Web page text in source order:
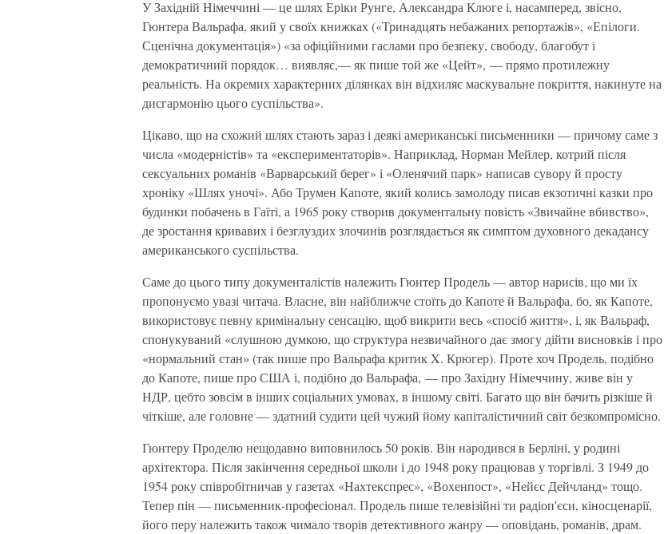
У Західній Німеччині — це шлях Еріки Рунге, Александра Клюге і, насамперед, звісно,
Гюнтера Вальрафа, який у своїх книжках («Тринадцять небажаних репортажів», «Епілоги.
Сценічна документація») «за офіційними гаслами про безпеку, свободу, благобут і
демократичний порядок… виявляє,— як пише той же «Цейт», — прямо протилежну
реальність. На окремих характерних ділянках він відхиляє маскувальне покриття, накинуте на
дисгармонію цього суспільства».
Цікаво, що на схожий шлях стають зараз і деякі американські письменники — причому саме з
числа «модерністів» та «експериментаторів». Наприклад, Норман Мейлер, котрий після
сексуальних романів «Варварський берег» і «Оленячий парк» написав сувору й просту
хроніку «Шлях уночі». Або Трумен Капоте, який колись замолоду писав екзотичні казки про
будинки побачень в Гаїті, а 1965 року створив документальну повість «Звичайне вбивство»,
де зростання кривавих і безглуздих злочинів розглядається як симптом духовного декадансу
американського суспільства.
Саме до цього типу документалістів належить Гюнтер Продель — автор нарисів, що ми їх
пропонуємо увазі читача. Власне, він найближче стоїть до Капоте й Вальрафа, бо, як Капоте,
використовує певну кримінальну сенсацію, щоб викрити весь «спосіб життя», і, як Вальраф,
спонукуваний «слушною думкою, що структура незвичайного дає змогу дійти висновків і про
«нормальний стан» (так пише про Вальрафа критик X. Крюгер). Проте хоч Продель, подібно
до Капоте, пише про США і, подібно до Вальрафа, — про Західну Німеччину, живе він у
НДР, цебто зовсім в інших соціальних умовах, в іншому світі. Багато що він бачить різкіше й
чіткіше, але головне — здатний судити цей чужий йому капіталістичний світ безкомпромісно.
Гюнтеру Проделю нещодавно виповнилось 50 років. Він народився в Берліні, у родині
архітектора. Після закінчення середньої школи і до 1948 року працював у торгівлі. З 1949 до
1954 року співробітничав у газетах «Нахтекспрес», «Вохенпост», «Нейєс Дейчланд» тощо.
Тепер пін — письменник-професіонал. Продель пише телевізійні ти радіоп'єси, кіносценарії,
його перу належить також чимало творів детективного жанру — оповідань, романів, драм.